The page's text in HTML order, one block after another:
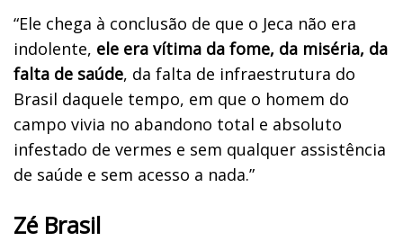
“Ele chega à conclusão de que o Jeca não era
indolente, ele era vítima da fome, da miséria, da
falta de saúde, da falta de infraestrutura do
Brasil daquele tempo, em que o homem do
campo vivia no abandono total e absoluto
infestado de vermes e sem qualquer assistência
de saúde e sem acesso a nada.”
Zé Brasil